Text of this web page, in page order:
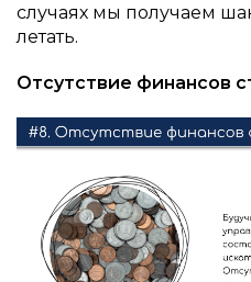
случаях мы получаем
летать.
Отсутствие финансов